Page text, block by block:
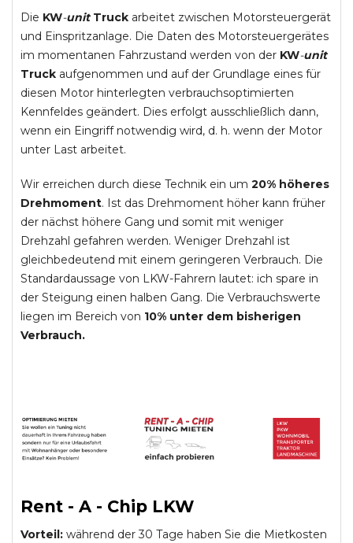
Die KW-unit Truck arbeitet zwischen Motorsteuergerät
und Einspritzanlage. Die Daten des Motorsteuergerätes
im momentanen Fahrzustand werden von der KW-unit
Truck aufgenommen und auf der Grundlage eines für
diesen Motor hinterlegten verbrauchsoptimierten
Kennfeldes geändert. Dies erfolgt ausschließlich dann,
wenn ein Eingriff notwendig wird, d. h. wenn der Motor
unter Last arbeitet.
Wir erreichen durch diese Technik ein um 20% höheres
Drehmoment. Ist das Drehmoment höher kann früher
der nächst höhere Gang und somit mit weniger
Drehzahl gefahren werden. Weniger Drehzahl ist
gleichbedeutend mit einem geringeren Verbrauch. Die
Standardaussage von LKW-Fahrern lautet: ich spare in
der Steigung einen halben Gang. Die Verbrauchswerte
liegen im Bereich von 10% unter dem bisherigen
Verbrauch.
Rent - A - Chip LKW
Vorteil: während der 30 Tage haben Sie die Mietkosten